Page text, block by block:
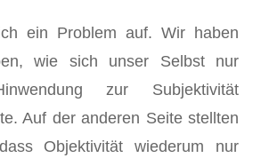
ein Problem auf. Wir haben
wie sich unser Selbst nur
zur Subjektivität
Auf der anderen Seite stellten
Objektivität wiederum nur